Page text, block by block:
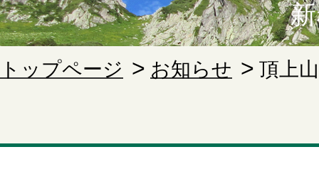
トップページ お知らせ 頂上